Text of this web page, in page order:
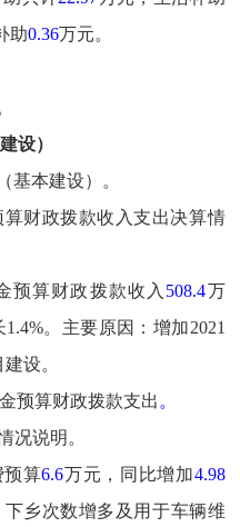
助0.36万元。
设）
基本建设）
。
财政拨款收入支出决算情
预算财政拨款收入 508.4万
1.4%。主要原因：增加2021
设。
预算财政拨款支出 。
况说明。
预算6.6万元 ，同比增加4.98
下乡次数增多及用于车辆维